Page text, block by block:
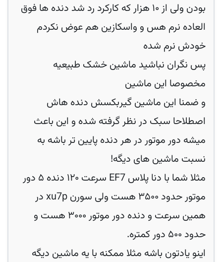
بودن ولی از ۱۰ هزار که کارکرد رد شد دنده ها فوق
العاده نرم هس و واسکازین هم عوض نکردم
خودش نرم شده
پس نگران نباشید ماشین خشک طبیعیه
مخصوصا این ماشین
و ضمنا این ماشین گیربکسش دنده هاش
اصطلاحا سبک در نظر گرفته شده و این باعث
میشه دور موتور در هر دنده پایین تر باشه به
نسبت ماشین های دیگه!
مثلا شما با دنا پلاس EF7 سرعت ۱۲۰ دنده ۵ دور
موتور حدود ۳۵۰۰ هست ولی سورن xu7p در
همین سرعت و دنده دور موتور ۳۰۰۰ هست و
حدود ۵۰۰ دور کمتره.
اینو یادتون باشه مثلا ممکنه با یه ماشین دیگه